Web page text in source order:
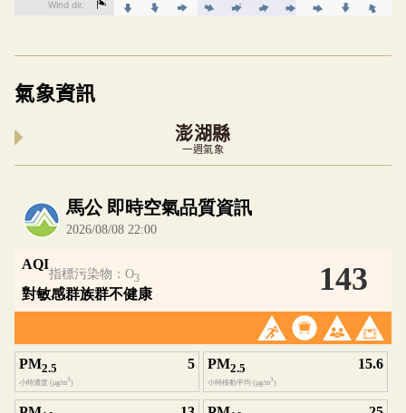
氣象資訊
澎湖縣
一週氣象
內嵌空氣品質小工具為視覺預覽，完整即時空